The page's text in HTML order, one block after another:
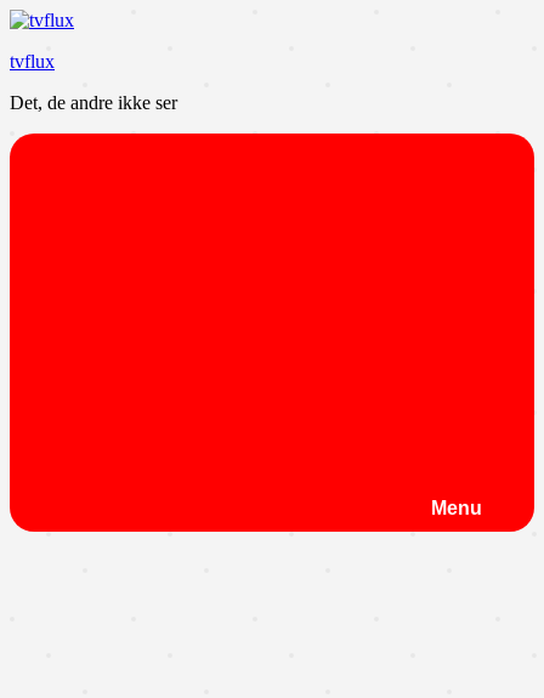
Videre
indhold
tvflux
Det, de andre ikke ser
Menu